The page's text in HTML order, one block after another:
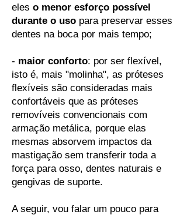
eles o menor esforço possível
durante o uso para preservar esses
dentes na boca por mais tempo;
- maior conforto: por ser flexível,
isto é, mais "molinha", as próteses
flexíveis são consideradas mais
confortáveis que as próteses
removíveis convencionais com
armação metálica, porque elas
mesmas absorvem impactos da
mastigação sem transferir toda a
força para osso, dentes naturais e
gengivas de suporte.
A seguir, vou falar um pouco para